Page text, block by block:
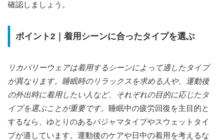
確認しましょう。
ポイント2｜着用シーンに合ったタイプを選ぶ
リカバリーウェアは着用するシーンによって適したタイプ
が異なります。睡眠時のリラックスを求める人や、運動後
の外出時に着用したい人など、それぞれの目的に応じたタ
イプを選ぶことが重要です。
睡眠中の疲労回復を主目的と
するなら、ゆとりのあるパジャマタイプやスウェットタイ
プが適しています。運動後のケアや日中の着用を考えるな